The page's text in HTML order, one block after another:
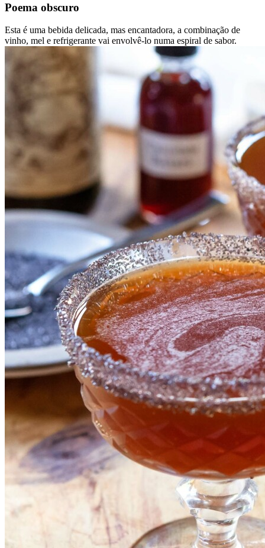
Poema obscuro
Esta é uma bebida delicada, mas encantadora, a combinação de
vinho, mel e refrigerante vai envolvê-lo numa espiral de sabor.